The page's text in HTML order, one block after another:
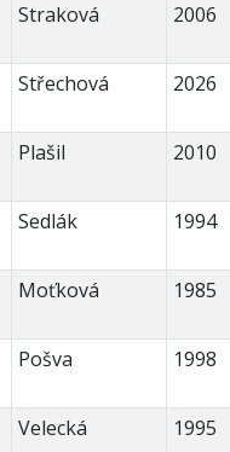
Straková 2006
Střechová 2026
Plašil 2010
Sedlák 1994
Moťková 1985
Pošva 1998
Velecká 1995